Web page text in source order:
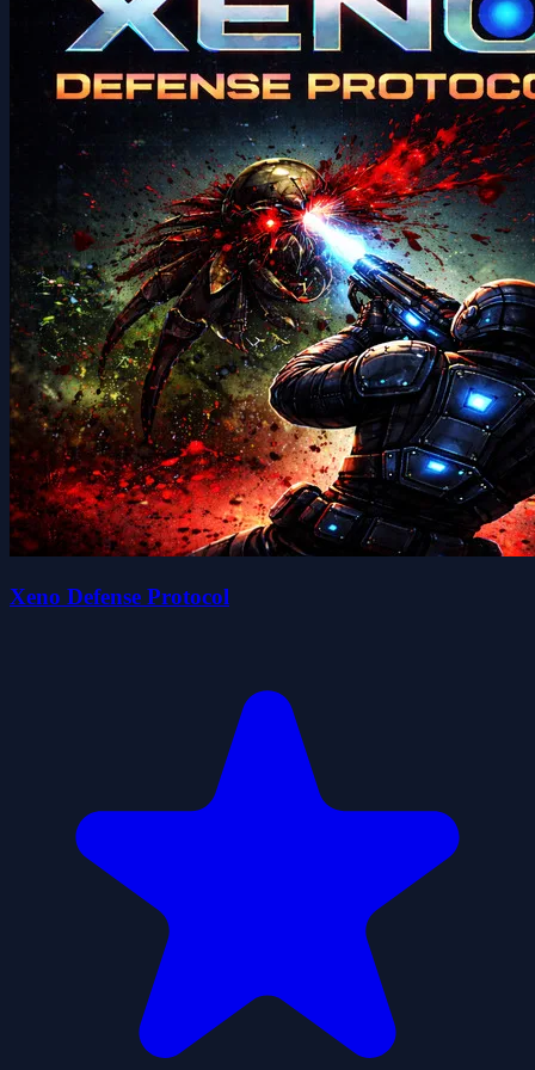
Xeno Defense Protocol